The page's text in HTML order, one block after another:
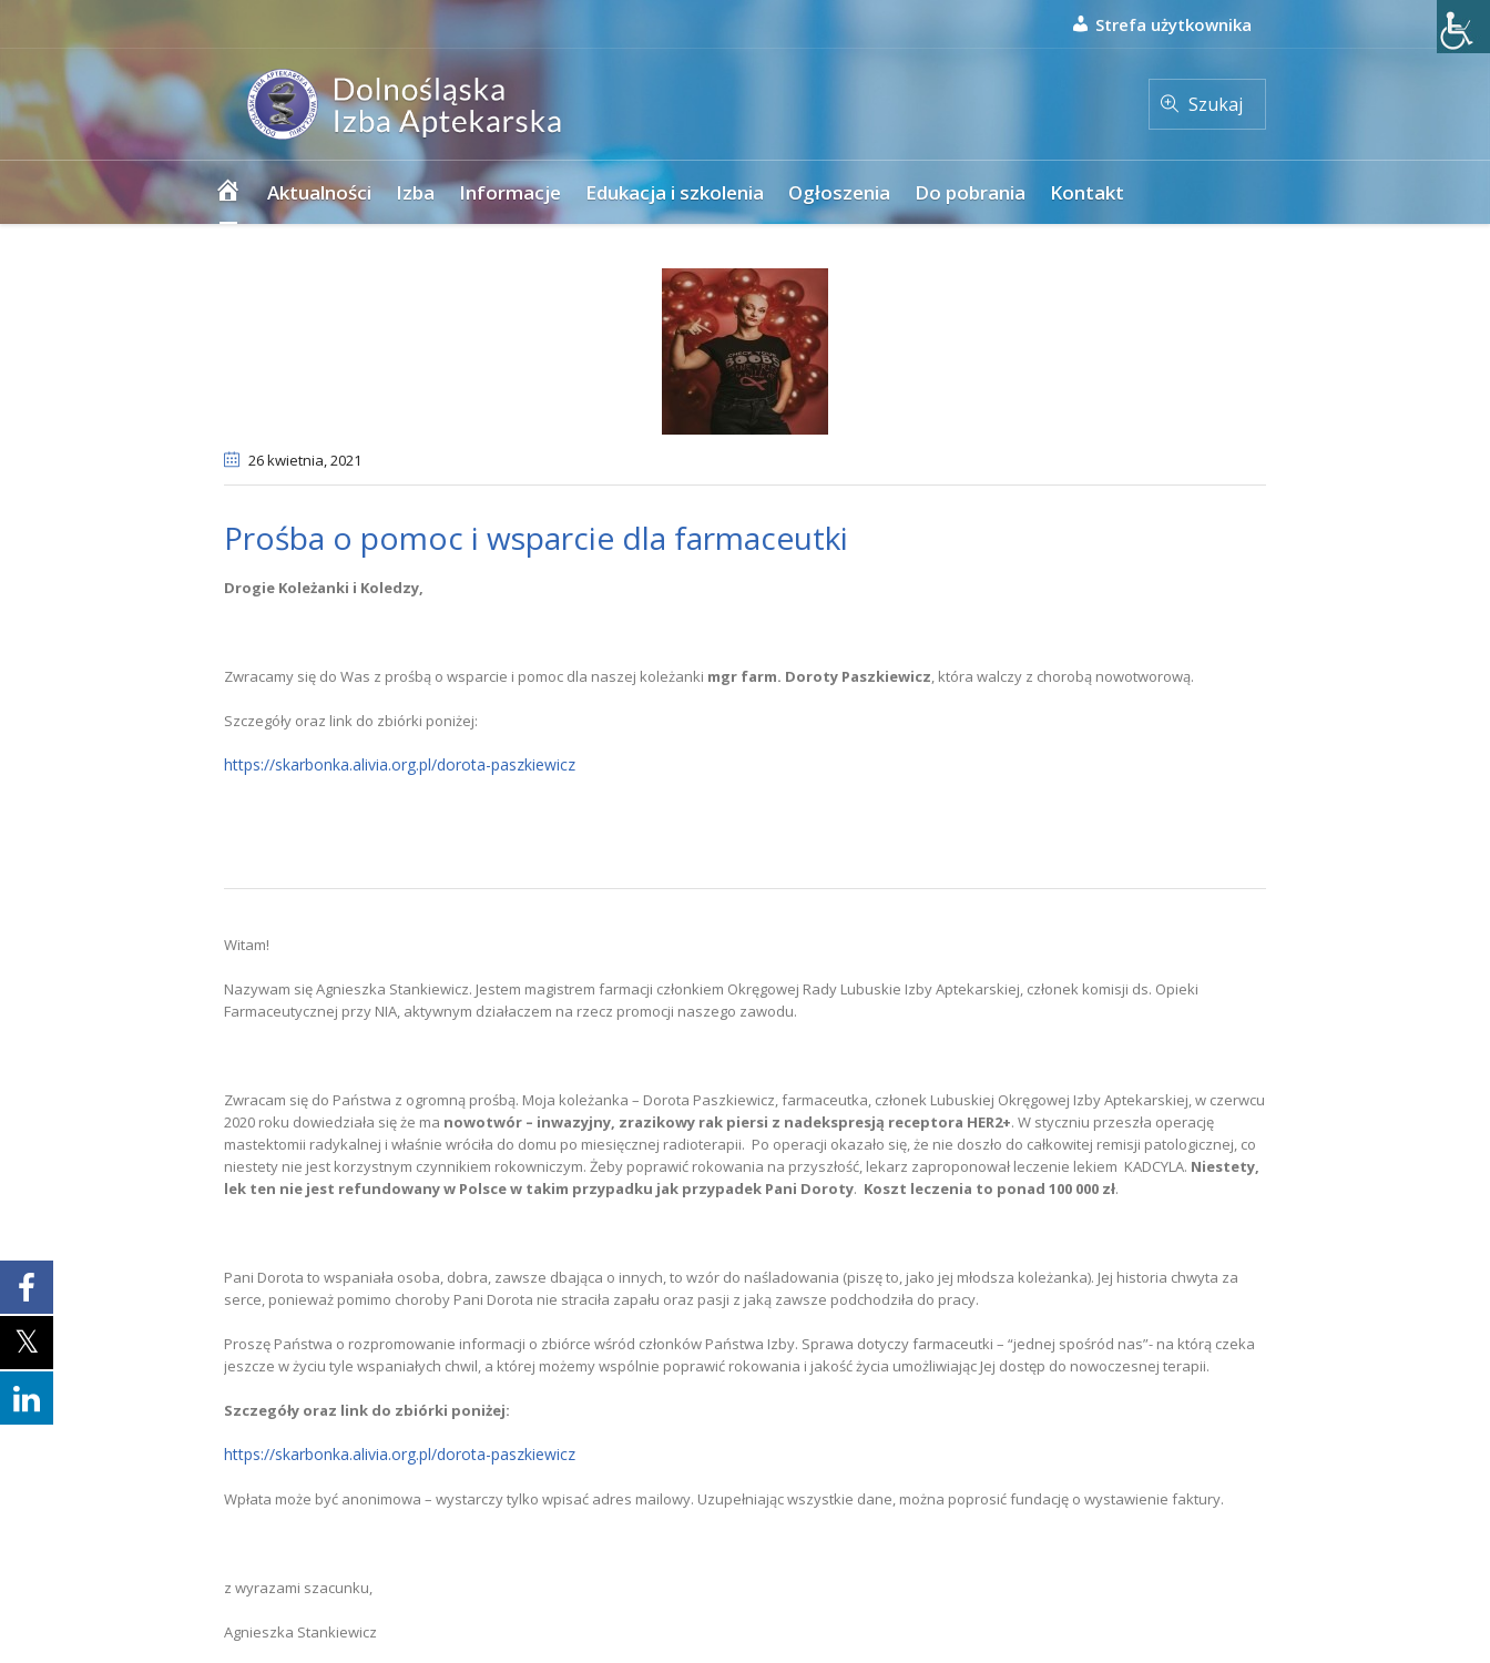
Strefa użytkownika
Szukaj
Strona
główna
Aktualności Izba Informacje Edukacja i szkolenia Ogłoszenia Do pobrania Kontakt
26 kwietnia, 2021
Prośba o pomoc i wsparcie dla farmaceutki
Drogie Koleżanki i Koledzy,
Zwracamy się do Was z prośbą o wsparcie i pomoc dla naszej koleżanki mgr farm. Doroty Paszkiewicz, która walczy z chorobą nowotworową.
Szczegóły oraz link do zbiórki poniżej:
https://skarbonka.alivia.org.pl/dorota-paszkiewicz
Witam!
Nazywam się Agnieszka Stankiewicz. Jestem magistrem farmacji członkiem Okręgowej Rady Lubuskie Izby Aptekarskiej, członek komisji ds. Opieki
Farmaceutycznej przy NIA, aktywnym działaczem na rzecz promocji naszego zawodu.
Zwracam się do Państwa z ogromną prośbą. Moja koleżanka – Dorota Paszkiewicz, farmaceutka, członek Lubuskiej Okręgowej Izby Aptekarskiej, w czerwcu
2020 roku dowiedziała się że ma nowotwór – inwazyjny, zrazikowy rak piersi z nadekspresją receptora HER2+. W styczniu przeszła operację
mastektomii radykalnej i właśnie wróciła do domu po miesięcznej radioterapii. Po operacji okazało się, że nie doszło do całkowitej remisji patologicznej, co
niestety nie jest korzystnym czynnikiem rokowniczym. Żeby poprawić rokowania na przyszłość, lekarz zaproponował leczenie lekiem KADCYLA. Niestety,
lek ten nie jest refundowany w Polsce w takim przypadku jak przypadek Pani Doroty. Koszt leczenia to ponad 100 000 zł.
Pani Dorota to wspaniała osoba, dobra, zawsze dbająca o innych, to wzór do naśladowania (piszę to, jako jej młodsza koleżanka). Jej historia chwyta za
serce, ponieważ pomimo choroby Pani Dorota nie straciła zapału oraz pasji z jaką zawsze podchodziła do pracy.
Proszę Państwa o rozpromowanie informacji o zbiórce wśród członków Państwa Izby. Sprawa dotyczy farmaceutki – “jednej spośród nas”- na którą czeka
jeszcze w życiu tyle wspaniałych chwil, a której możemy wspólnie poprawić rokowania i jakość życia umożliwiając Jej dostęp do nowoczesnej terapii.
Szczegóły oraz link do zbiórki poniżej:
https://skarbonka.alivia.org.pl/dorota-paszkiewicz
Wpłata może być anonimowa – wystarczy tylko wpisać adres mailowy. Uzupełniając wszystkie dane, można poprosić fundację o wystawienie faktury.
z wyrazami szacunku,
Agnieszka Stankiewicz